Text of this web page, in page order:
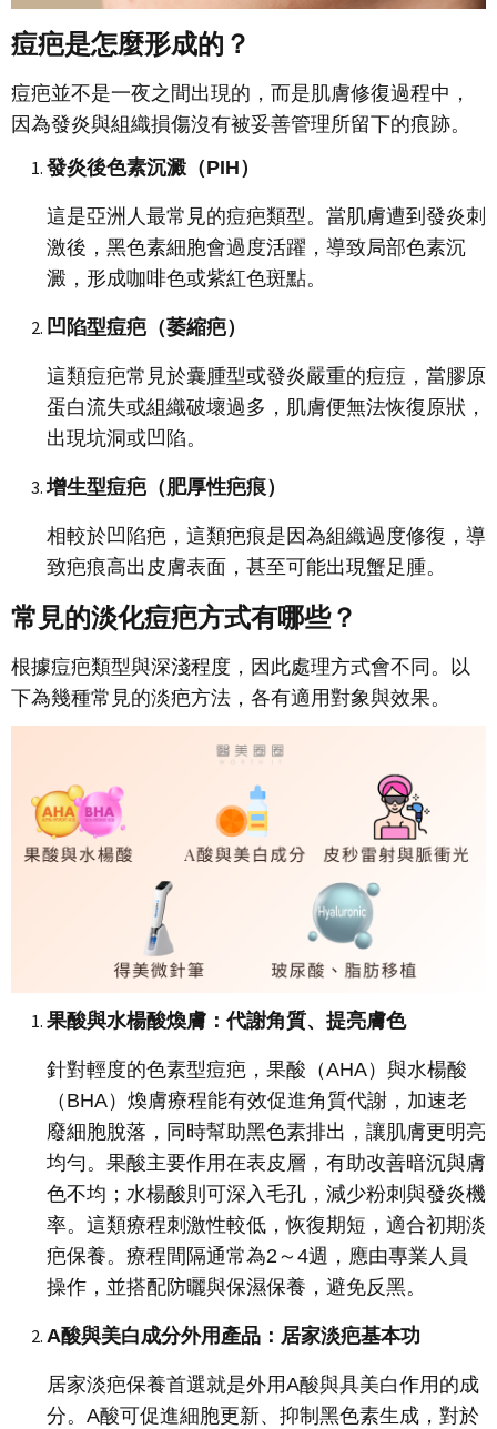
痘疤是怎麼形成的？
痘疤並不是一夜之間出現的，而是肌膚修復過程中，
因為發炎與組織損傷沒有被妥善管理所留下的痕跡。
發炎後色素沉澱（PIH）
這是亞洲人最常見的痘疤類型。當肌膚遭到發炎刺
激後，黑色素細胞會過度活躍，導致局部色素沉
澱，形成咖啡色或紫紅色斑點。
凹陷型痘疤（萎縮疤）
這類痘疤常見於囊腫型或發炎嚴重的痘痘，當膠原
蛋白流失或組織破壞過多，肌膚便無法恢復原狀，
出現坑洞或凹陷。
增生型痘疤（肥厚性疤痕）
相較於凹陷疤，這類疤痕是因為組織過度修復，導
致疤痕高出皮膚表面，甚至可能出現蟹足腫。
常見的淡化痘疤方式有哪些？
根據痘疤類型與深淺程度，因此處理方式會不同。以
下為幾種常見的淡疤方法，各有適用對象與效果。
果酸與水楊酸煥膚：代謝角質、提亮膚色
針對輕度的色素型痘疤，果酸（AHA）與水楊酸
（BHA）煥膚療程能有效促進角質代謝，加速老
廢細胞脫落，同時幫助黑色素排出，讓肌膚更明亮
均勻。果酸主要作用在表皮層，有助改善暗沉與膚
色不均；水楊酸則可深入毛孔，減少粉刺與發炎機
率。這類療程刺激性較低，恢復期短，適合初期淡
疤保養。療程間隔通常為2～4週，應由專業人員
操作，並搭配防曬與保濕保養，避免反黑。
A酸與美白成分外用產品：居家淡疤基本功
居家淡疤保養首選就是外用A酸與具美白作用的成
分。A酸可促進細胞更新、抑制黑色素生成，對於